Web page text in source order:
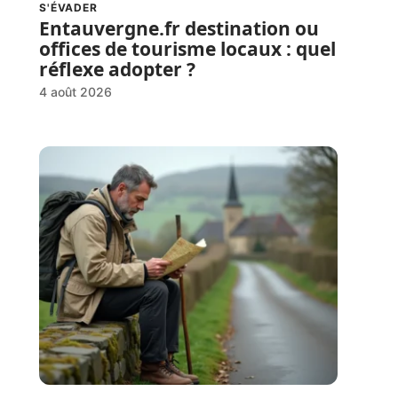
S'ÉVADER
Entauvergne.fr destination ou
offices de tourisme locaux : quel
réflexe adopter ?
4 août 2026